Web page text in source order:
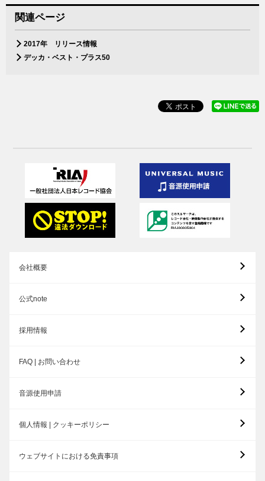
関連ページ
2017年 リリース情報
デッカ・ベスト・プラス50
会社概要
公式note
採用情報
FAQ | お問い合わせ
音源使用申請
個人情報 | クッキーポリシー
ウェブサイトにおける免責事項